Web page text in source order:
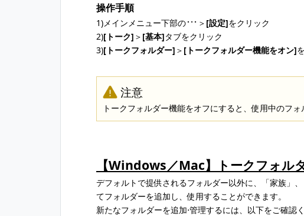
操作手順
1)メインメニュー下部の ＞ [設定]をクリック
2)[トーク] ＞ [基本]タブをクリック
3)[トークフォルダー] ＞ [トークフォルダー機能をオン]
注意
トークフォルダー機能をオフにすると、使用中のフ
【Windows／Mac】トークフォル
デフォルトで提供されるフォルダー以外に、「家族」
てフォルダーを追加し、使用することができます。
新たなフォルダーを追加⋅管理するには、以下をご確認く